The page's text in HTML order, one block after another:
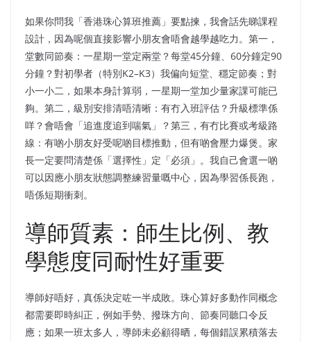
如果你問我「香港珠心算班推薦」要點揀，我會話先睇課程
設計，因為呢個直接影響小朋友會唔會越學越吃力。第一，
堂數同節奏：一星期一堂定兩堂？每堂45分鐘、60分鐘定90
分鐘？對初學者（特別K2–K3）我偏向短堂、穩定節奏；對
小一小二，如果本身計算弱，一星期一堂加少量家課可能已
夠。第二，級別安排清唔清晰：有冇入班評估？升級標準係
咩？會唔會「追進度追到喘氣」？第三，有冇比賽或考級路
線：有啲小朋友好受呢啲目標推動，但有啲會壓力爆煲。家
長一定要問清楚係「選擇性」定「必須」。我自己會選一啲
可以因應小朋友狀態調整練習量嘅中心，因為學習係長跑，
唔係短期衝刺。
導師質素：師生比例、教
學態度同耐性好重要
導師好唔好，真係決定咗一半成敗。珠心算好多動作同概念
都需要即時糾正，例如手勢、撥珠方向、節奏同聽口令反
應；如果一班太多人，導師未必顧得晒，每個錯誤累積落去